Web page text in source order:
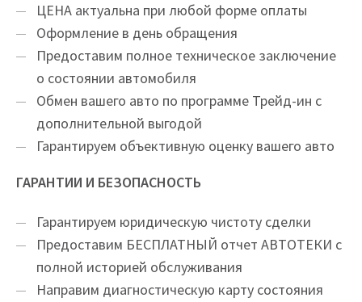
ЦEНA актуальна при любой форме оплаты
Оформление в день обращения
Предоставим полное техническое заключение
о состоянии автомобиля
Обмен вашего авто по программе Трейд-ин с
дополнительной выгодой
Гарантируем объективную оценку вашего авто
ГАРАНТИИ И БЕЗОПАСНОСТЬ
Гарантируем юридическую чистоту сделки
Предоставим БЕСПЛАТНЫЙ отчет АВТОТЕКИ с
полной историей обслуживания
Направим диагностическую карту состояния